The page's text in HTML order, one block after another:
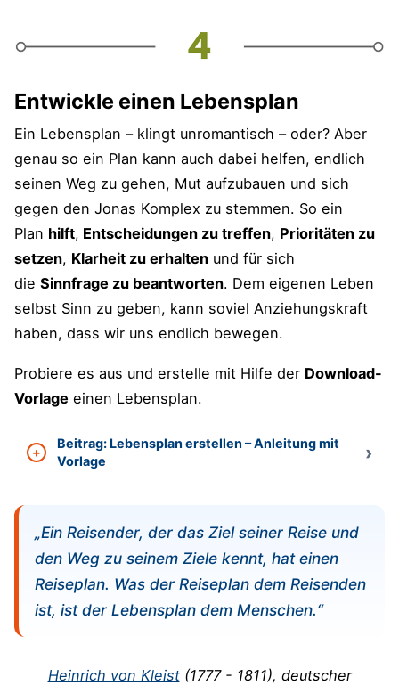
Entwickle einen Lebensplan
Ein Lebensplan – klingt unromantisch – oder? Aber
genau so ein Plan kann auch dabei helfen, endlich
seinen Weg zu gehen, Mut aufzubauen und sich
gegen den Jonas Komplex zu stemmen. So ein
Plan hilft, Entscheidungen zu treffen, Prioritäten zu
setzen, Klarheit zu erhalten und für sich
die Sinnfrage zu beantworten. Dem eigenen Leben
selbst Sinn zu geben, kann soviel Anziehungskraft
haben, dass wir uns endlich bewegen.
Probiere es aus und erstelle mit Hilfe der Download-
Vorlage einen Lebensplan.
Beitrag: Lebensplan erstellen – Anleitung mit
Vorlage
„Ein Reisender, der das Ziel seiner Reise und
den Weg zu seinem Ziele kennt, hat einen
Reiseplan. Was der Reiseplan dem Reisenden
ist, ist der Lebensplan dem Menschen.“
Heinrich von Kleist(1777 - 1811), deutscher